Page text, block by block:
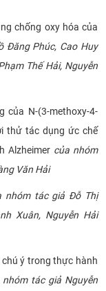
chống oxy hóa của
Đăng Phúc, Cao Huy
Thế Hải, Nguyễn
của N-(3-methoxy-4-
thử tác dụng ức chế
Alzheimer của nhóm
Văn Hải
nhóm tác giả Đỗ Thị
Xuân, Nguyễn Hải
ý trong thực hành
nhóm tác giả Nguyễn